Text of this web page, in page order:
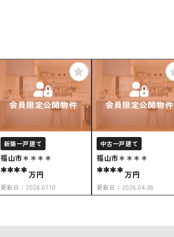
会員限定公開物件
新築一戸建て
福山市＊＊＊＊
****万円
更新日： 2026.07.10
会員限定公開物件
中古一戸建て
福山市＊＊＊＊
****万円
更新日： 2026.04.28